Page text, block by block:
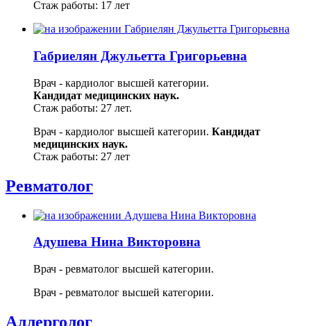
Стаж работы: 17 лет
Габриелян Джульетта Григорьевна
Врач - кардиолог высшей категории.
Кандидат медицинских наук.
Стаж работы: 27 лет.
Врач - кардиолог высшей категории. Кандидат
медицинских наук.
Стаж работы: 27 лет
Ревматолог
Адушева Нина Викторовна
Врач - ревматолог высшей категории.
Врач - ревматолог высшей категории.
Аллерголог